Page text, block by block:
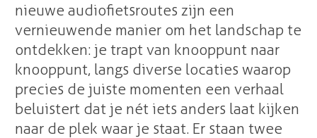
nieuwe audiofietsroutes zijn een
vernieuwende manier om het landschap te
ontdekken: je trapt van knooppunt naar
knooppunt, langs diverse locaties waar op
precies de juiste momenten een verhaal
beluistert dat je nét iets anders laat kijken
naar de plek waar je staat. Er staan twee